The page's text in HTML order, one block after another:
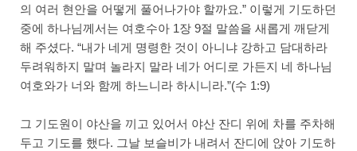
의 여러 현안을 어떻게 풀어나가야 할까요.” 이렇게 기도하던
중에 하나님께서는 여호수아 1장 9절 말씀을 새롭게 깨닫게
해 주셨다. “내가 네게 명령한 것이 아니냐 강하고 담대하라
두려워하지 말며 놀라지 말라 네가 어디로 가든지 네 하나님
여호와가 너와 함께 하느니라 하시니라.”(수 1:9)
그 기도원이 야산을 끼고 있어서 야산 잔디 위에 차를 주차해
두고 기도를 했다. 그날 보슬비가 내려서 잔디에 앉아 기도하